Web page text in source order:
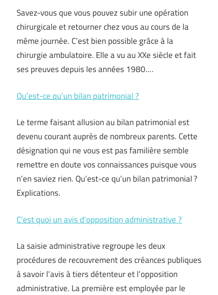
Savez-vous que vous pouvez subir une opération
chirurgicale et retourner chez vous au cours de la
même journée. C’est bien possible grâce à la
chirurgie ambulatoire. Elle a vu au XXe siècle et fait
ses preuves depuis les années 1980.…
Qu’est-ce qu’un bilan patrimonial ?
Le terme faisant allusion au bilan patrimonial est
devenu courant auprès de nombreux parents. Cette
désignation qui ne vous est pas familière semble
remettre en doute vos connaissances puisque vous
n’en saviez rien. Qu’est-ce qu’un bilan patrimonial ?
Explications.
C’est quoi un avis d’opposition administrative ?
La saisie administrative regroupe les deux
procédures de recouvrement des créances publiques
à savoir l’avis à tiers détenteur et l’opposition
administrative. La première est employée par le